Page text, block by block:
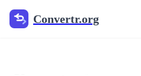
Convertr.org
HEVC MP4